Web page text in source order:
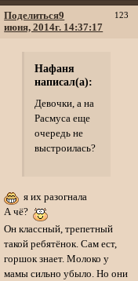
Поделиться 123
9
июня, 2014г. 14:37:17
Нафаня
написал(а):
Девочки, а на
Расмуса еще
очередь не
выстроилась?
я их разогнала
А чё?
Он классный, трепетный
такой ребятёнок. Сам ест,
горшок знает. Молоко у
мамы сильно убыло. Но они